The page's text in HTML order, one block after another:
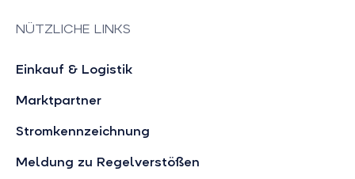
NÜTZLICHE LINKS
Einkauf & Logistik
Marktpartner
Stromkennzeichnung
Meldung zu Regelverstößen